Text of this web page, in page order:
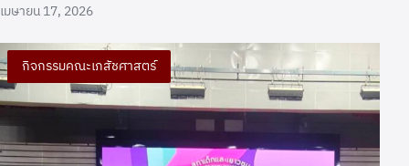
เมษายน 17, 2026
กิจกรรมคณะเภสัชศาสตร์